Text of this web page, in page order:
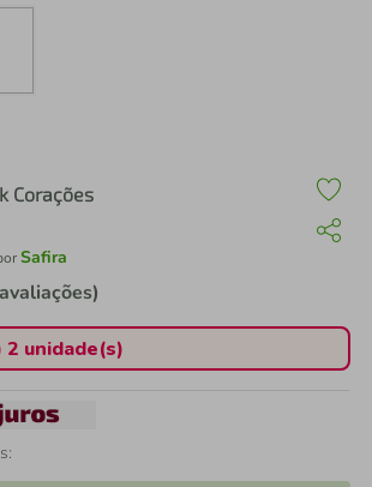
Corações
Safira
2 unidade(s)